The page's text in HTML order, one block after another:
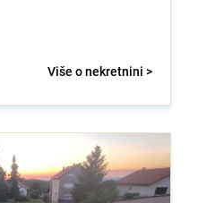
Više o nekretnini >